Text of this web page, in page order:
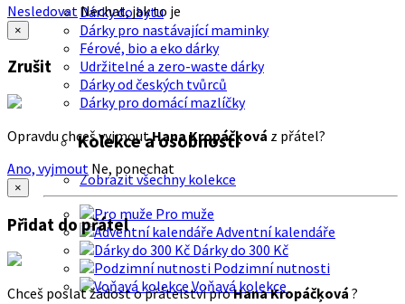
Dárky do bytu
Dárky pro nastávající maminky
Férové, bio a eko dárky
Udržitelné a zero-waste dárky
Dárky od českých tvůrců
Dárky pro domácí mazlíčky
Kolekce a osobnosti
Zobrazit všechny kolekce
Pro muže
Adventní kalendáře
Dárky do 300 Kč
Podzimní nutnosti
Voňavá kolekce
Nesledovat Nechat, jak to je
×
Zrušit
Opravdu chceš vyjmoutHana Kropáčķová z přátel?
Ano, vyjmout Ne, ponechat
×
Přidat do přátel
Chceš poslat žádost o přátelství proHana Kropáčķová ?